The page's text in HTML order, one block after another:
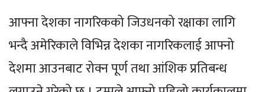
आफ्ना देशका नागरिकको जिउधनको रक्षाका लागि
भन्दै अमेरिकाले विभिन्न देशका नागरिकलाई आफ्नो
देशमा आउनबाट रोक्न पूर्ण तथा आंशिक प्रतिबन्ध